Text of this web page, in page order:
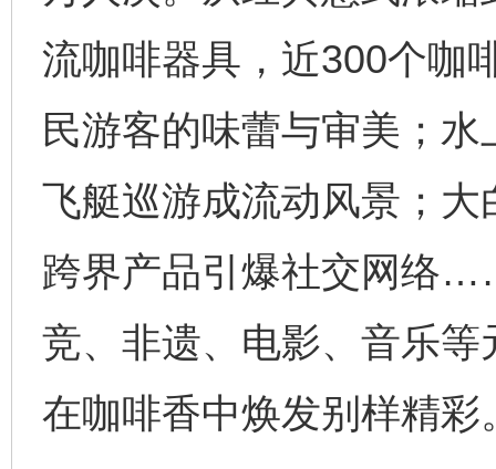
流咖啡器具，近300个咖
民游客的味蕾与审美；
飞艇巡游成流动风景；
跨界产品引爆社交网络
竞、非遗、电影、音乐
在咖啡香中焕发别样精彩